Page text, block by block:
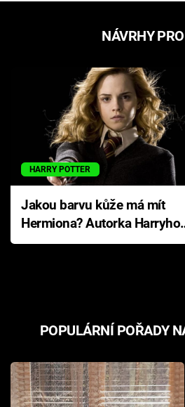
NÁVRHY
HARRY POTTER
Jakou barvu kůže má mít
Hermiona? Autorka Harryho
Pottera přišla s ráznou
POPULÁRNÍ POŘADY